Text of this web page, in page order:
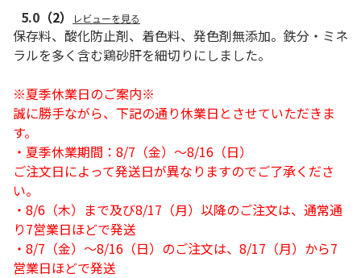
5.0 （2） レビューを見る
保存料、酸化防止剤、着色料、発色剤無添加。鉄分・ミネ
ラルを多く含む鶏砂肝を細切りにしました。
※夏季休業日のご案内※
誠に勝手ながら、下記の通り休業日とさせていただきま
す。
・夏季休業期間：8/7（金）～8/16（日）
ご注文日によって発送日が異なりますのでご了承くださ
い。
・8/6（木）まで及び8/17（月）以降のご注文は、通常通
り7営業日ほどで発送
・8/7（金）～8/16（日）のご注文は、8/17（月）から7
営業日ほどで発送